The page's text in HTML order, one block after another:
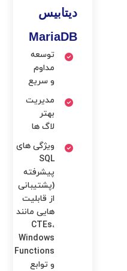
دیتابیس
MariaDB
توسعه
مداوم
و سریع
مدیریت
بهتر
لاگ ها
ویژگی های
SQL
پیشرفته
(پشتیبانی
از قابلیت
هایی مانند
CTEs،
Windows
Functions
و توابع